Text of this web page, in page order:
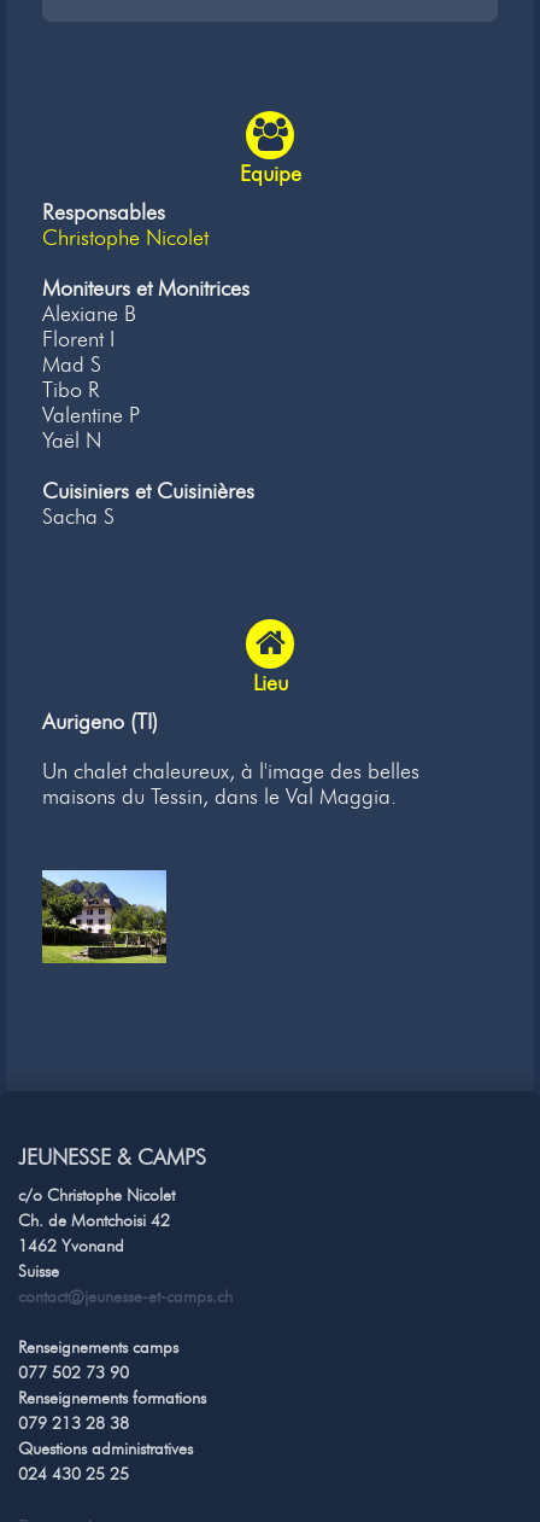
Equipe
Responsables
Christophe Nicolet
Moniteurs et Monitrices
Alexiane B
Florent I
Mad S
Tibo R
Valentine P
Yaël N
Cuisiniers et Cuisinières
Sacha S
Lieu
Aurigeno (TI)
Un chalet chaleureux, à l'image des belles
maisons du Tessin, dans le Val Maggia.
JEUNESSE & CAMPS
c/o Christophe Nicolet
Ch. de Montchoisi 42
1462 Yvonand
Suisse
contact@jeunesse-et-camps.ch
Renseignements camps
077 502 73 90
Renseignements formations
079 213 28 38
Questions administratives
024 430 25 25